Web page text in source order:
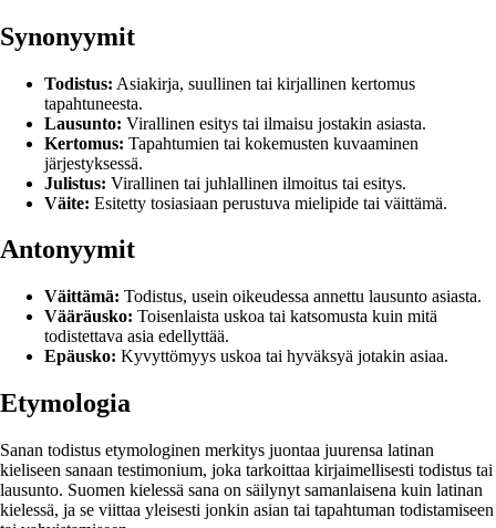
Synonyymit
Todistus: Asiakirja, suullinen tai kirjallinen kertomus
tapahtuneesta.
Lausunto: Virallinen esitys tai ilmaisu jostakin asiasta.
Kertomus: Tapahtumien tai kokemusten kuvaaminen
järjestyksessä.
Julistus: Virallinen tai juhlallinen ilmoitus tai esitys.
Väite: Esitetty tosiasiaan perustuva mielipide tai väittämä.
Antonyymit
Väittämä: Todistus, usein oikeudessa annettu lausunto asiasta.
Vääräusko: Toisenlaista uskoa tai katsomusta kuin mitä
todistettava asia edellyttää.
Epäusko: Kyvyttömyys uskoa tai hyväksyä jotakin asiaa.
Etymologia
Sanan todistus etymologinen merkitys juontaa juurensa latinan
kieliseen sanaan testimonium, joka tarkoittaa kirjaimellisesti todistus tai
lausunto. Suomen kielessä sana on säilynyt samanlaisena kuin latinan
kielessä, ja se viittaa yleisesti jonkin asian tai tapahtuman todistamiseen